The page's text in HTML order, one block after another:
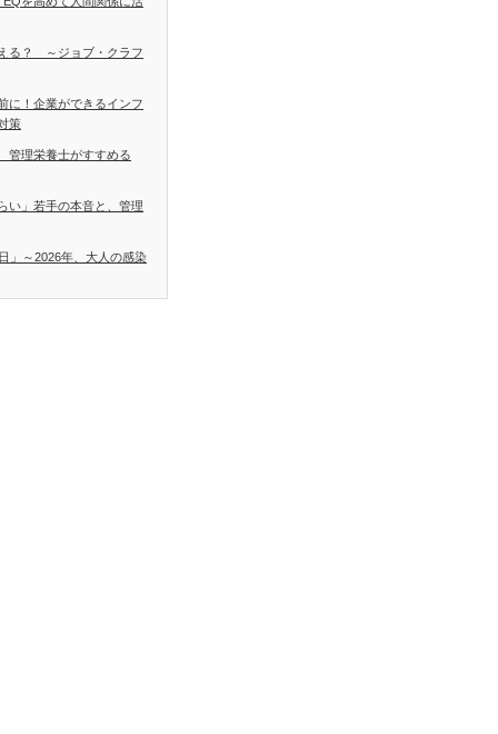
る？ ～ジョブ・クラフ
に！企業ができるインフ
策
理栄養士がすすめる
い」若手の本音と、管理
」～2026年、大人の感染